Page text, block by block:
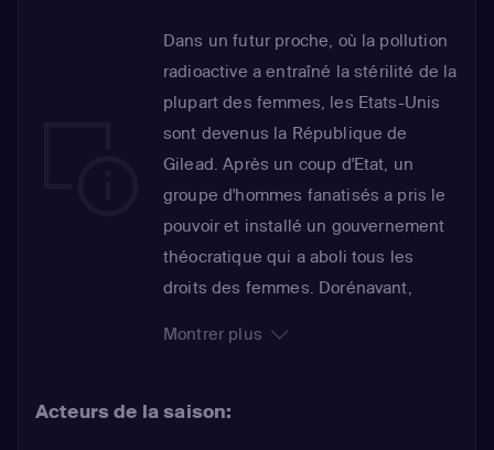
Dans un futur proche, où la pollution
radioactive a entraîné la stérilité de la
plupart des femmes, les Etats-Unis
sont devenus la République de
Gilead. Après un coup d'Etat, un
groupe d'hommes fanatisés a pris le
pouvoir et installé un gouvernement
théocratique qui a aboli tous les
droits des femmes. Dorénavant,
castes, les Epouses, les Martha et
susceptibles d'enfanter, les
Montrer plus
Acteurs de la saison: